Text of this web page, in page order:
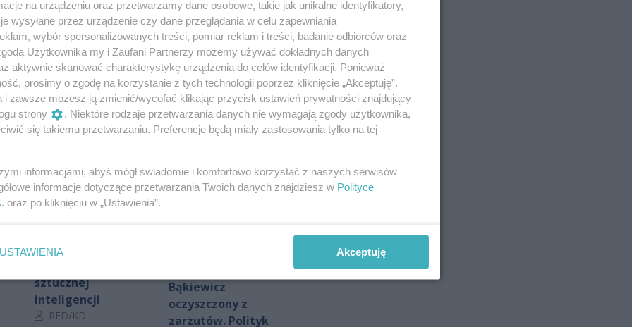
Oceń
0 0
Tworzymy
sztucznej
inteligencji
Autor artykułu:
RED/KD
Bąkiewicz
oczyszczony z
zarzutów. Polityk
na urządzeniu oraz przetwarzamy dane osobowe, takie jak unikalne identyfikatory,
wysyłane przez urządzenie czy dane przeglądania w celu zapewniania
wybór spersonalizowanych treści, pomiar reklam i treści, badanie odbiorców oraz
Użytkownika my i Zaufani Partnerzy możemy używać dokładnych danych
aktywnie skanować charakterystykę urządzenia do celów identyfikacji. Ponieważ
prosimy o zgodę na korzystanie z tych technologii poprzez kliknięcie „Akceptuję”.
i zawsze możesz ją zmienić/wycofać klikając przycisk ustawień prywatności znajdujący
strony
. Niektóre rodzaje przetwarzania danych nie wymagają zgody użytkownika,
się takiemu przetwarzaniu. Preferencje będą miały zastosowania tylko na tej
informacjami, abyś mógł świadomie i komfortowo korzystać z naszych serwisów
informacje dotyczące przetwarzania Twoich danych znajdziesz w Polityce
. oraz po kliknięciu w „Ustawienia”.
USTAWIENIA Akceptuję